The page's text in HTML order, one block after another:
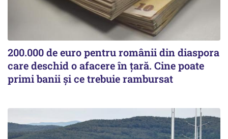
200.000 de euro pentru românii din diaspora
care deschid o afacere în țară. Cine poate
primi banii și ce trebuie rambursat